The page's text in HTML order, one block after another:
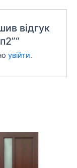
відгук
увійти.